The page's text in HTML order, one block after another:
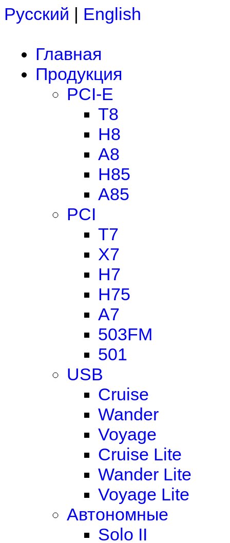
Русский | English
Главная
Продукция
PCI-E
T8
H8
A8
H85
A85
PCI
T7
X7
H7
H75
A7
503FM
501
USB
Cruise
Wander
Voyage
Cruise Lite
Wander Lite
Voyage Lite
Автономные
Solo II